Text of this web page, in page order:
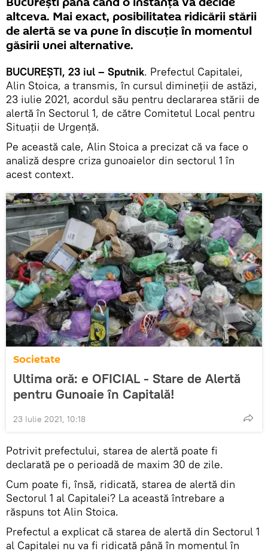
altceva. Mai exact, posibilitatea ridicării stării
de alertă se va pune în discuție în momentul
găsirii unei alternative.
BUCUREȘTI, 23 iul – Sputnik. Prefectul Capitalei,
Alin Stoica, a transmis, în cursul dimineții de astăzi,
23 iulie 2021, acordul său pentru declararea stării de
alertă în Sectorul 1, de către Comitetul Local pentru
Situații de Urgență.
Pe această cale, Alin Stoica a precizat că va face o
analiză despre criza gunoaielor din sectorul 1 în
acest context.
Societate
Ultima oră: e OFICIAL - Stare de Alertă
pentru Gunoaie în Capitală!
23 Iulie 2021, 10:18
Potrivit prefectului, starea de alertă poate fi
declarată pe o perioadă de maxim 30 de zile.
Cum poate fi, însă, ridicată, starea de alertă din
Sectorul 1 al Capitalei? La această întrebare a
răspuns tot Alin Stoica.
Prefectul a explicat că starea de alertă din Sectorul 1
al Capitalei nu va fi ridicată până în momentul în